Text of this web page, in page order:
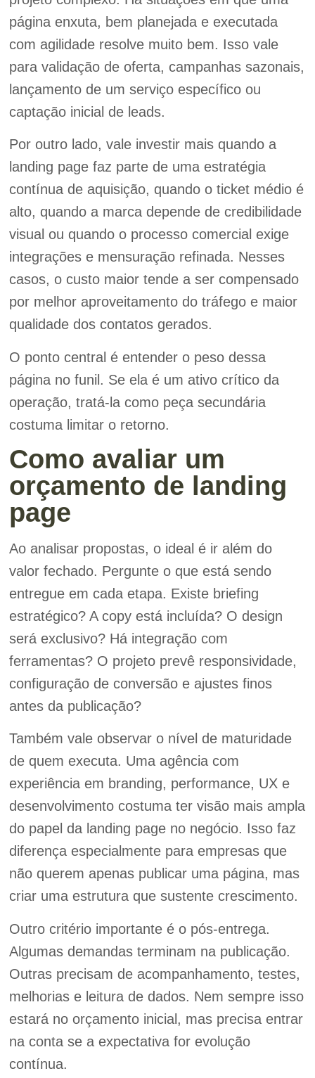
página enxuta, bem planejada e executada
com agilidade resolve muito bem. Isso vale
para validação de oferta, campanhas sazonais,
lançamento de um serviço específico ou
captação inicial de leads.
Por outro lado, vale investir mais quando a
landing page faz parte de uma estratégia
contínua de aquisição, quando o ticket médio é
alto, quando a marca depende de credibilidade
visual ou quando o processo comercial exige
integrações e mensuração refinada. Nesses
casos, o custo maior tende a ser compensado
por melhor aproveitamento do tráfego e maior
qualidade dos contatos gerados.
O ponto central é entender o peso dessa
página no funil. Se ela é um ativo crítico da
operação, tratá-la como peça secundária
costuma limitar o retorno.
Como avaliar um
orçamento de landing
page
Ao analisar propostas, o ideal é ir além do
valor fechado. Pergunte o que está sendo
entregue em cada etapa. Existe briefing
estratégico? A copy está incluída? O design
será exclusivo? Há integração com
ferramentas? O projeto prevê responsividade,
configuração de conversão e ajustes finos
antes da publicação?
Também vale observar o nível de maturidade
de quem executa. Uma agência com
experiência em branding, performance, UX e
desenvolvimento costuma ter visão mais ampla
do papel da landing page no negócio. Isso faz
diferença especialmente para empresas que
não querem apenas publicar uma página, mas
criar uma estrutura que sustente crescimento.
Outro critério importante é o pós-entrega.
Algumas demandas terminam na publicação.
Outras precisam de acompanhamento, testes,
melhorias e leitura de dados. Nem sempre isso
estará no orçamento inicial, mas precisa entrar
na conta se a expectativa for evolução
contínua.